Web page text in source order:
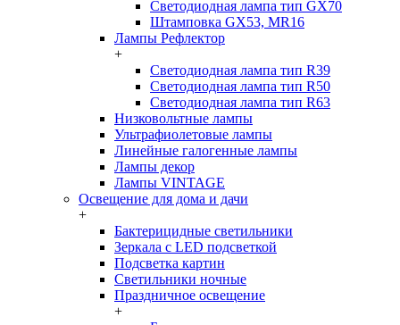
Светодиодная лампа тип GX70
Штамповка GX53, MR16
Лампы Рефлектор
+
Светодиодная лампа тип R39
Светодиодная лампа тип R50
Светодиодная лампа тип R63
Низковольтные лампы
Ультрафиолетовые лампы
Линейные галогенные лампы
Лампы декор
Лампы VINTAGE
Освещение для дома и дачи
+
Бактерицидные светильники
Зеркала с LED подсветкой
Подсветка картин
Светильники ночные
Праздничное освещение
+